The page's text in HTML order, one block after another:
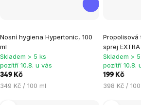
Nosní hygiena Hypertonic, 100
ml
hodnocení
produktu
je
5,0
z
Skladem > 5 ks
pozítří 10.8. u vás
349 Kč
Měrná
349 Kč / 100 ml
Propolisová
sprej
hodnocení
produktu
je
5,0
z
Skladem >
pozítří 10.8.
199 Kč
Měrná
398 Kč /